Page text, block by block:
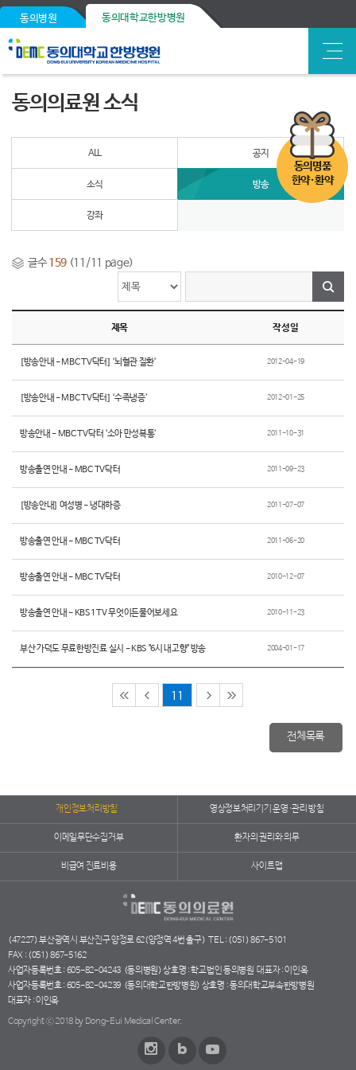
동의병원 동의대학교한방병원
동의명품
한약·환약
동의의료원 소식
ALL 공지
소식 방송
강좌
글수159 (11/11 page)
제목 작성일
[방송안내 - MBC TV닥터] ‘뇌혈관 질환’ 2012-04-19
[방송안내 - MBC TV닥터] ‘수족냉증’ 2012-01-25
방송안내 - MBC TV닥터 ‘소아 만성복통’ 2011-10-31
방송출연 안내 - MBC TV닥터 2011-09-23
[방송안내] 여성병 - 냉대하증 2011-07-07
방송출연 안내 - MBC TV닥터 2011-06-20
방송출연 안내 - MBC TV닥터 2010-12-07
방송출연 안내 - KBS1 TV 무엇이든물어보세요 2010-11-23
부산 가덕도 무료한방진료 실시 - KBS "6시 내고향" 방송 2004-01-17
11
전체목록
개인정보처리방침 영상정보처리기기 운영·관리 방침
이메일무단수집거부 환자의 권리와 의무
비급여 진료비용 사이트맵
(47227) 부산광역시 부산진구 양정로 62(양정역 4번 출구) TEL : (051) 867-5101
FAX : (051) 867-5162
사업자등록번호 : 605-82-04243 (동의병원) 상호명 : 학교법인 동의병원 대표자 : 이인옥
사업자등록번호 : 605-82-04239 (동의대학교한방병원) 상호명 : 동의대학교부속한방병원
대표자 : 이인옥
Copyright ⓒ 2018 by Dong-Eui Medical Center.